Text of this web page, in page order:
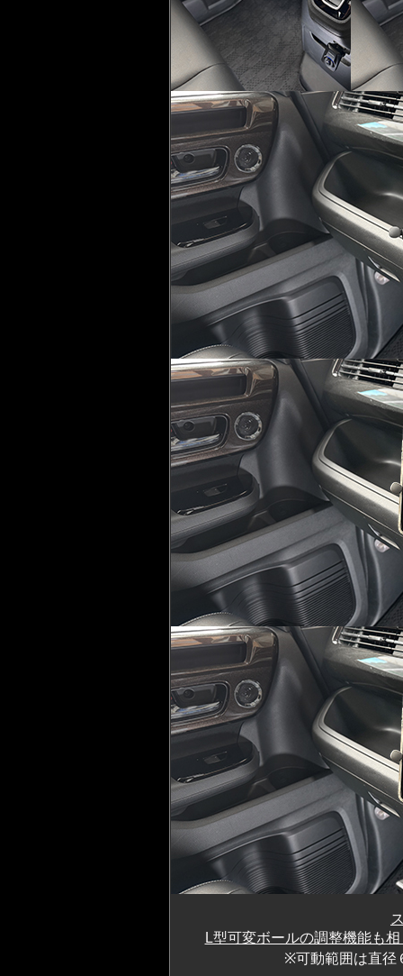
L型可変ボールの調整機能も
※可動範囲は直径